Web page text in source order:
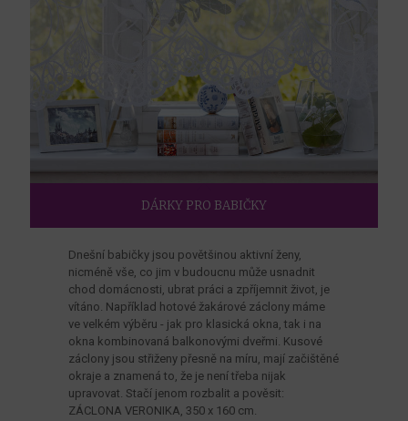
DÁRKY PRO BABIČKY
Dnešní babičky jsou povětšinou aktivní ženy,
nicméně vše, co jim v budoucnu může usnadnit
chod domácnosti, ubrat práci a zpříjemnit život, je
vítáno. Například hotové žakárové záclony máme
ve velkém výběru - jak pro klasická okna, tak i na
okna kombinovaná balkonovými dveřmi. Kusové
záclony jsou střiženy přesně na míru, mají začištěné
okraje a znamená to, že je není třeba nijak
upravovat. Stačí jenom rozbalit a pověsit:
ZÁCLONA VERONIKA, 350 x 160 cm.